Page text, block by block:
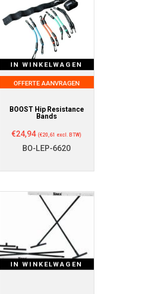
IN WINKELWAGEN
OFFERTE AANVRAGEN
BOOST Hip Resistance
Bands
€24,94 (€20,61 excl. BTW)
BO-LEP-6620
IN WINKELWAGEN